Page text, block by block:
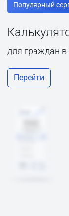
Популярный
для граждан
Перейти